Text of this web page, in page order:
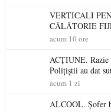
VERTICALI
CĂLĂTORIE
acum 10 ore
ACȚIUNE. Razie
Polițiștii au dat
permis într-o
acum 1 zi
ALCOOL. Șofer